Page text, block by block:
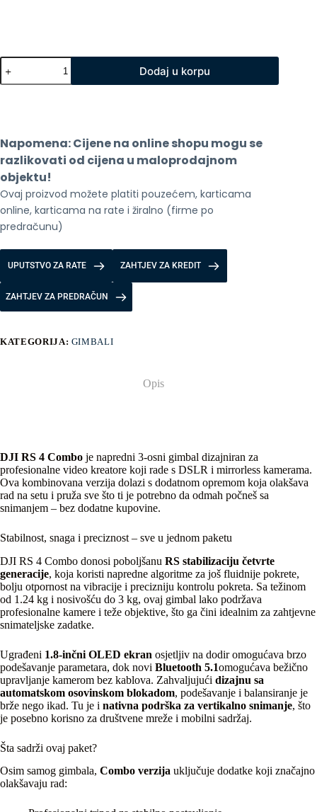
DJI
RS
4
Dodaj u korpu
Napomena: Cijene na online shopu mogu se
razlikovati od cijena u maloprodajnom
objektu!
Ovaj proizvod možete platiti pouzećem, karticama
online, karticama na rate i žiralno (firme po
predračunu)
UPUTSTVO ZA RATE ZAHTJEV ZA KREDIT
ZAHTJEV ZA PREDRAČUN
KATEGORIJA: GIMBALI
Opis
DJI RS 4 Combo je napredni 3-osni gimbal dizajniran za
profesionalne video kreatore koji rade s DSLR i mirrorless kamerama.
Ova kombinovana verzija dolazi s dodatnom opremom koja olakšava
rad na setu i pruža sve što ti je potrebno da odmah počneš sa
snimanjem – bez dodatne kupovine.
Stabilnost, snaga i preciznost – sve u jednom paketu
DJI RS 4 Combo donosi poboljšanu RS stabilizaciju četvrte
generacije, koja koristi napredne algoritme za još fluidnije pokrete,
bolju otpornost na vibracije i precizniju kontrolu pokreta. Sa težinom
od 1.24 kg i nosivošću do 3 kg, ovaj gimbal lako podržava
profesionalne kamere i teže objektive, što ga čini idealnim za zahtjevne
snimateljske zadatke.
Ugrađeni 1.8-inčni OLED ekran osjetljiv na dodir omogućava brzo
podešavanje parametara, dok novi Bluetooth 5.1omogućava bežično
upravljanje kamerom bez kablova. Zahvaljujući dizajnu sa
automatskom osovinskom blokadom, podešavanje i balansiranje je
brže nego ikad. Tu je i nativna podrška za vertikalno snimanje, što
je posebno korisno za društvene mreže i mobilni sadržaj.
Šta sadrži ovaj paket?
Osim samog gimbala, Combo verzija uključuje dodatke koji značajno
olakšavaju rad: